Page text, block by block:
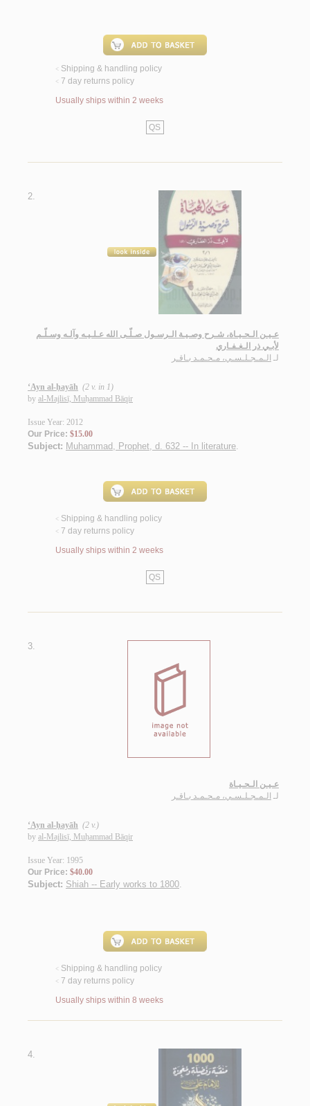
< Shipping & handling policy
< 7 day returns policy
Usually ships within 2 weeks
QS
2.
عـيـن الـحـيـاة، شـرح وصـيـة الـرسـول صـلّـى الله عـلـيـه وآلـه وسـلّـم
لأبـي ذر الـغـفـاري
لـ الـمـجـلـسـي، مـحـمـد بـاقـر
‘Ayn al-ḥayāh (2 v. in 1)
by al-Majlisī, Muḥammad Bāqir
Issue Year: 2012
Our Price: $15.00
Subject: Muhammad, Prophet, d. 632 -- In literature.
< Shipping & handling policy
< 7 day returns policy
Usually ships within 2 weeks
QS
3.
عـيـن الـحـيـاة
لـ الـمـجـلـسـي، مـحـمـد بـاقـر
‘Ayn al-ḥayāh (2 v.)
by al-Majlisī, Muḥammad Bāqir
Issue Year: 1995
Our Price: $40.00
Subject: Shiah -- Early works to 1800.
< Shipping & handling policy
< 7 day returns policy
Usually ships within 8 weeks
4.